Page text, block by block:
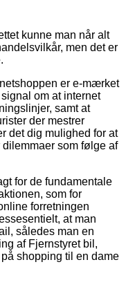
kunne man når alt
men det er
er e-mærket
om at internet
samt at
der mestrer
det dig mulighed for at
som følge af
for de fundamentale
som for
forretningen
at man
således man en
af Fjernstyret bil,
shopping til en dame